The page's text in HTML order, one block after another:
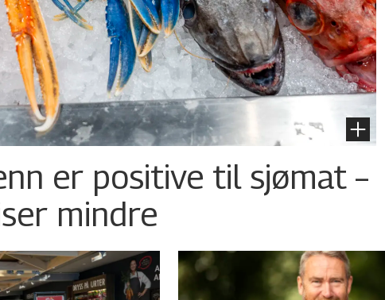
er positive til sjømat –
mindre